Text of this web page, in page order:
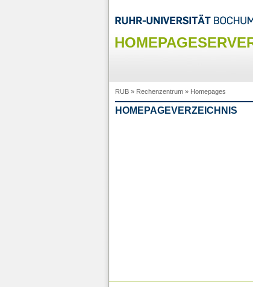
RUB» Rechenzentrum» Homepages
HOMEPAGEVERZEICHNIS